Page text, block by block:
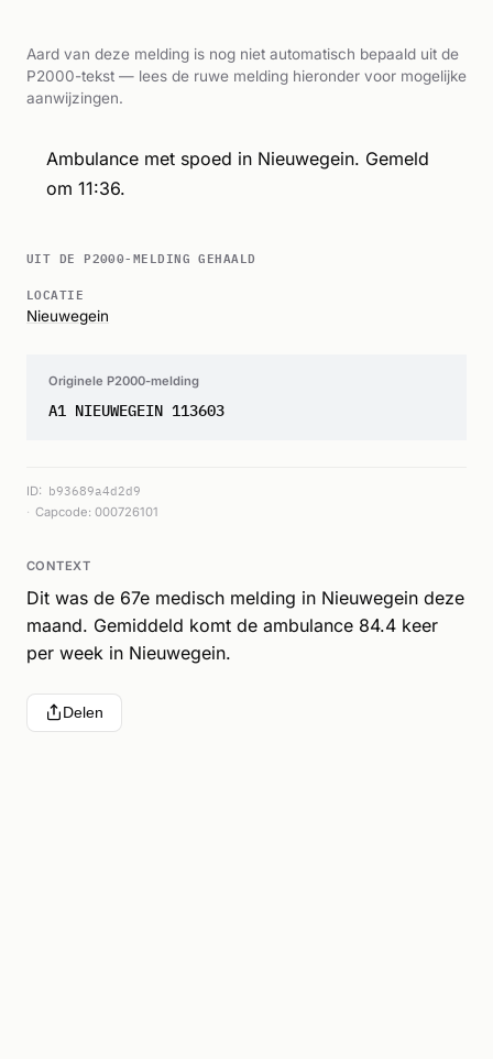
Aard van deze melding is nog niet automatisch bepaald uit de
P2000-tekst — lees de ruwe melding hieronder voor mogelijke
aanwijzingen.
Ambulance met spoed in Nieuwegein. Gemeld
om 11:36.
UIT DE P2000-MELDING GEHAALD
LOCATIE
Nieuwegein
Originele P2000-melding
A1 NIEUWEGEIN 113603
ID: b93689a4d2d9
Capcode: 000726101
CONTEXT
Dit was de 67e medisch melding in Nieuwegein deze
maand. Gemiddeld komt de ambulance 84.4 keer
per week in Nieuwegein.
Delen